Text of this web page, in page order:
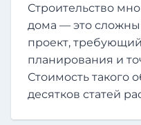
Строительство
дома — это
проект,
планирования и
Стоимость такого
десятков статей